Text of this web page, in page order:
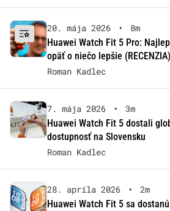
20. mája 2026 •
8m
Huawei Watch Fit 5 Pro:
opäť o niečo lepšie (RECENZIA)
Roman Kadlec
7. mája 2026 •
3m
Huawei Watch Fit 5 dostali
dostupnosť na Slovensku
Roman Kadlec
28. apríla 2026 •
2m
Huawei Watch Fit 5 sa